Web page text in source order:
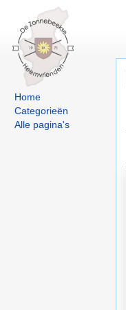
Home
Categorieën
Alle pagina's